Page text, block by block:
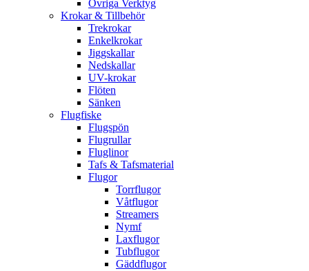
Övriga Verktyg
Krokar & Tillbehör
Trekrokar
Enkelkrokar
Jiggskallar
Nedskallar
UV-krokar
Flöten
Sänken
Flugfiske
Flugspön
Flugrullar
Fluglinor
Tafs & Tafsmaterial
Flugor
Torrflugor
Våtflugor
Streamers
Nymf
Laxflugor
Tubflugor
Gäddflugor